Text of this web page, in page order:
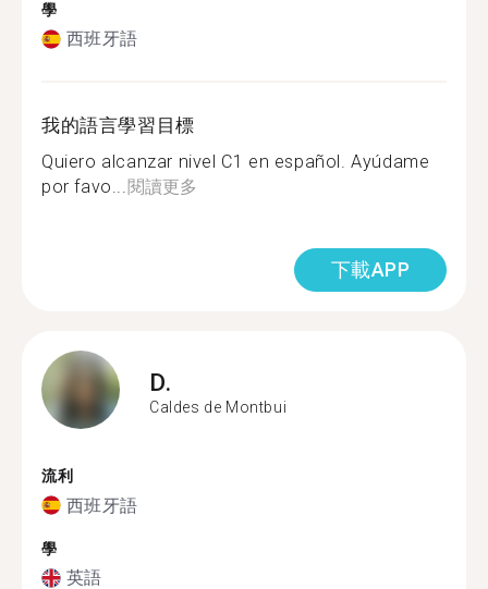
學
西班牙語
我的語言學習目標
Quiero alcanzar nivel C1 en español. Ayúdame
por favo...閱讀更多
下載APP
D.
Caldes de Montbui
流利
西班牙語
學
英語